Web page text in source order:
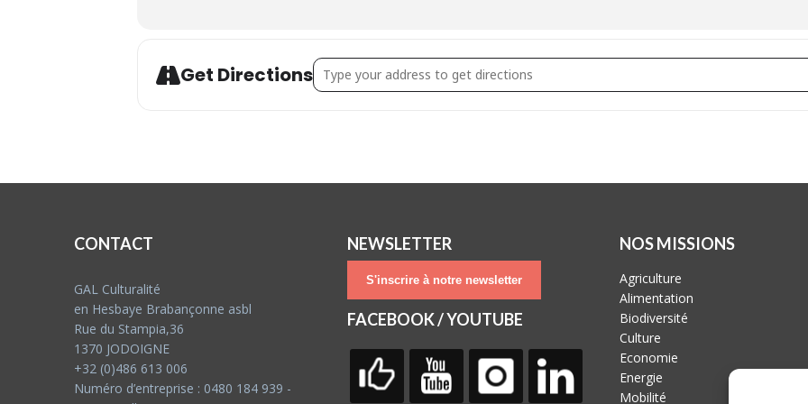
Get DirectionsAddress - Scène de villages à Hélécine [c7U4aRvnt]
CONTACT
GAL Culturalité
en Hesbaye Brabançonne asbl
Rue du Stampia,36
1370 JODOIGNE
+32 (0)486 613 006
Numéro d’entreprise : 0480 184 939 -
NEWSLETTER
S'inscrire à notre newsletter
FACEBOOK / YOUTUBE
NOS MISSIONS
Agriculture
Alimentation
Biodiversité
Culture
Economie
Energie
Mobilité